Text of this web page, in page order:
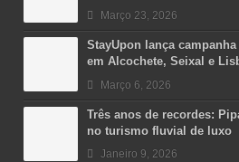
Março 23, 2026
StayUpon lança
em Alcochete, Seixal e
Março 6, 2026
Três anos de recordes:
no turismo fluvial de luxo
Janeiro 9, 2026